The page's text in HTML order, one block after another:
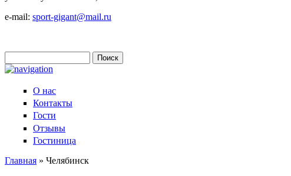
e-mail: sport-gigant@mail.ru
Форма поиска
О нас
Контакты
Гости
Отзывы
Гостиница
Главная » Челябинск